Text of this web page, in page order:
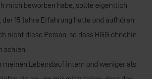
mich beworben habe, sollte eigentlich
15 Jahre Erfahrung hatte und aufhören
nicht diese Person, so dass HGG ohnehin
schien.
meinen Lebenslauf intern und weniger als